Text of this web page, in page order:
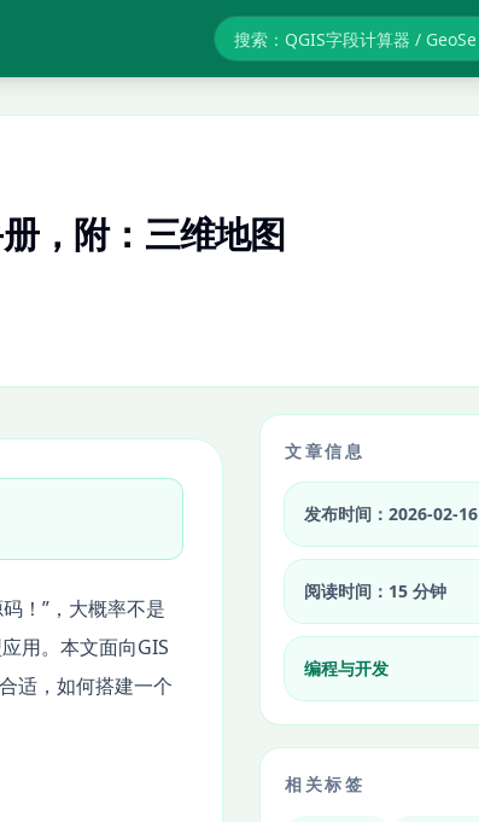
搜索GIS教程与报错
，附：三维地图
！”，大概率不是
用。本文面向GIS
适，如何搭建一个
文章信息
发布时间：2026-02-16
阅读时间：15 分钟
编程与开发
相关标签